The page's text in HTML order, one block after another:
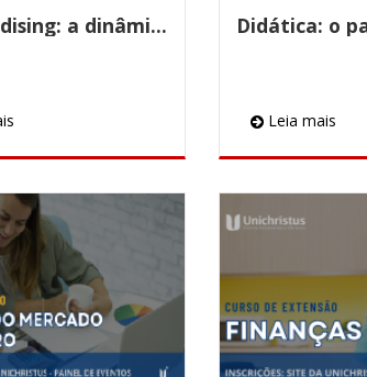
Merchandising: a dinâmica no ponto de venda
Leia mais